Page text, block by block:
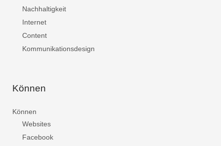
Nachhaltigkeit
Internet
Content
Kommunikationsdesign
Können
Können
Websites
Facebook